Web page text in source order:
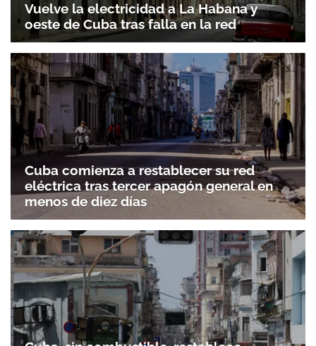
Vuelve la electricidad a La Habana y
oeste de Cuba tras falla en la red
Cuba comienza a restablecer su red
eléctrica tras tercer apagón general en
menos de diez días